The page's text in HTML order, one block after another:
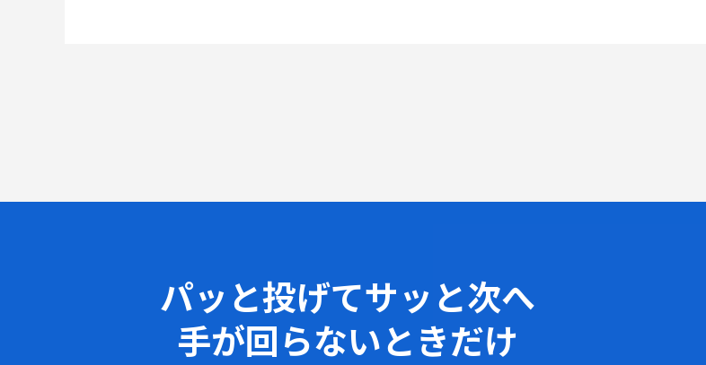
パッと投げてサッと次へ
手が回らないときだけ